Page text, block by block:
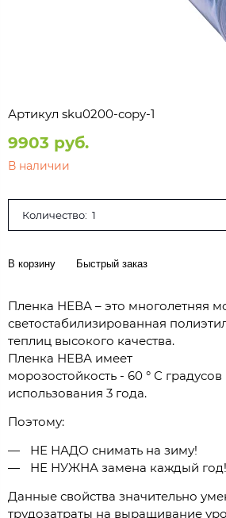
Артикул sku0200-copy-1
9903 руб.
В наличии
Количество:
В корзину Быстрый заказ
Пленка НЕВА – это многолетняя
светостабилизированная
теплиц высокого качества.
Пленка НЕВА имеет
морозостойкость - 60 ° С
использования 3 года.
Поэтому:
НЕ НАДО снимать на зиму!
НЕ НУЖНА замена каждый год!
Данные свойства значительно
трудозатраты на выращивание